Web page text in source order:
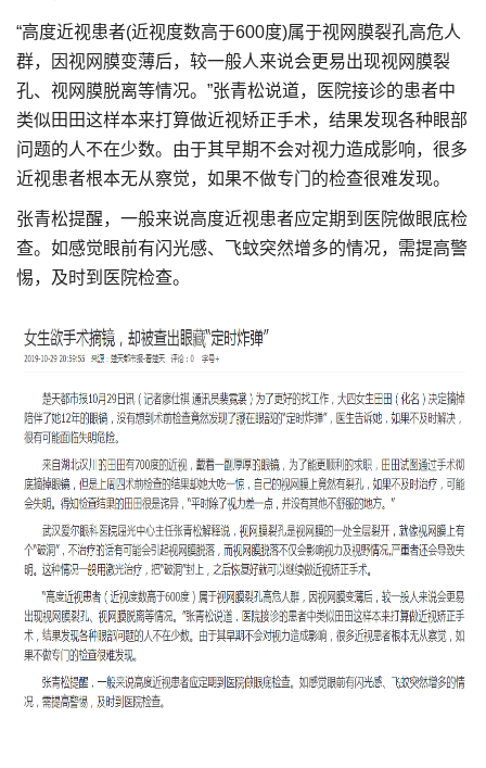
“高度近视患者(近视度数高于600度)属于视网膜裂孔高危人
群，因视网膜变薄后，较一般人来说会更易出现视网膜裂
孔、视网膜脱离等情况。”张青松说道，医院接诊的患者中
类似田田这样本来打算做近视矫正手术，结果发现各种眼部
问题的人不在少数。由于其早期不会对视力造成影响，很多
近视患者根本无从察觉，如果不做专门的检查很难发现。
张青松提醒，一般来说高度近视患者应定期到医院做眼底检
查。如感觉眼前有闪光感、飞蚊突然增多的情况，需提高警
惕，及时到医院检查。